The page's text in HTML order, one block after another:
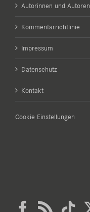
Autorinnen und Autoren
Kommentarrichtlinie
Impressum
Datenschutz
Kontakt
Cookie Einstellungen